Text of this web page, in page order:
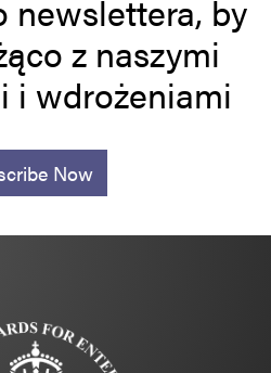
newslettera, by
z naszymi
i wdrożeniami
Now